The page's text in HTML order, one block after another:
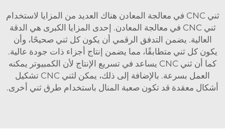
ثني CNC في معالجة المعادن هناك العديد من المزايا لاستخدام
ثني CNC في معالجة المعادن. إحدى المزايا الكبرى هي الدقة
العالية. يضمن التدفق الرقمي أن يكون كل ثني صحيحًا، وأن
يكون كل ثني متطابقًا، مما يضمن إنتاج أجزاء ذات جودة عالية.
كما أن ثني CNC يساعد في تسريع الإنتاج لأن الكمبيوتر يمكنه
العمل بسرعة. بالإضافة إلى ذلك، يمكن لثني CNC تشكيل
أشكال معقدة قد تكون صعبة المنال باستخدام طرق ثني أخرى.